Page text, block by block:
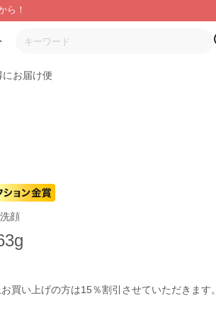
ら！
にお届け便
顔
買い上げの方は15％割引させていただきます。